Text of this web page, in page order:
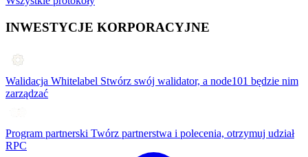
INWESTYCJE KORPORACYJNE
Walidacja Whitelabel Stwórz swój walidator, a node101 będzie nim
zarządzać
Program partnerski Twórz partnerstwa i polecenia, otrzymuj udział
RPC